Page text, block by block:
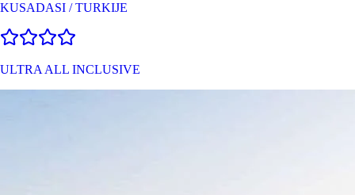
KUSADASI /TURKIJE
ULTRA ALL INCLUSIVE